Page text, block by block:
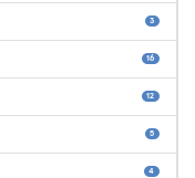
3
16
12
5
4